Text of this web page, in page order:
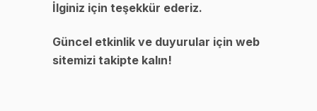
İlginiz için teşekkür ederiz.
Güncel etkinlik ve duyurular için web
sitemizi takipte kalın!